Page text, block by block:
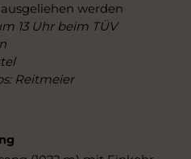
werden
13 Uhr beim TÜV
Reitmeier